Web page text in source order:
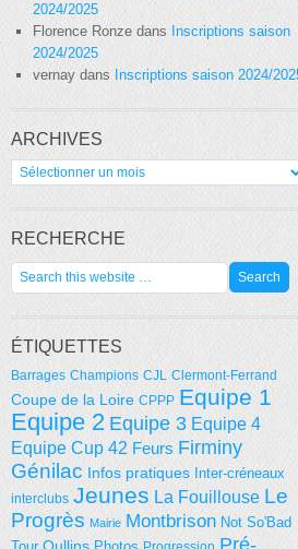
2024/2025
Florence Ronze dans Inscriptions saison
2024/2025
vernay dans Inscriptions saison 2024/
ARCHIVES
Archives
RECHERCHE
ÉTIQUETTES
Barrages Champions CJL Clermont-Ferrand
Coupe de la Loire CPPP Equipe 1
Equipe 2 Equipe 3 Equipe 4
Equipe Cup 42 Feurs Firminy
Génilac Infos pratiques Inter-créneaux
interclubs Jeunes La Fouillouse Le
Progrès Mairie Montbrison Not So'Bad
Pré-